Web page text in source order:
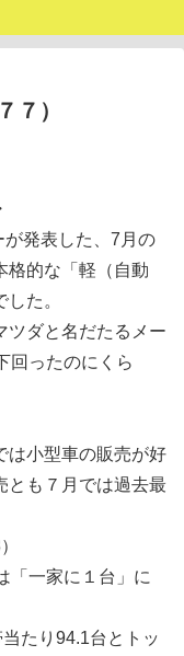
７）
発表した、7月の
格的な「軽（自動
た。
ダと名だたるメー
回ったのにくら
は小型車の販売が好
とも７月では過去最
「一家に１台」に
たり94.1台とトッ